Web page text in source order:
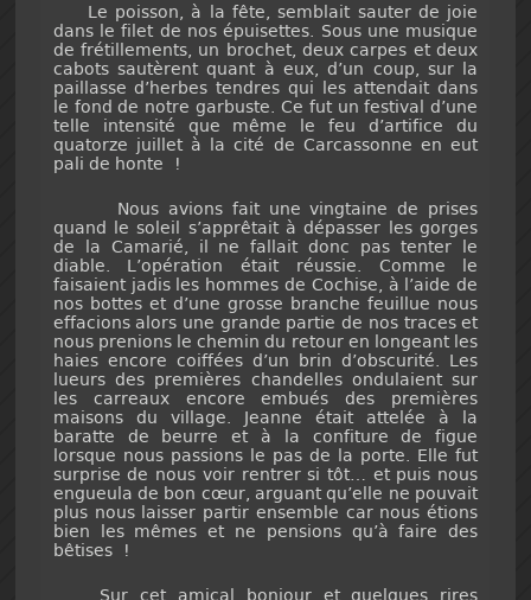
Le poisson, à la fête, semblait sauter de joie
dans le filet de nos épuisettes. Sous une musique
de frétillements, un brochet, deux carpes et deux
cabots sautèrent quant à eux, d’un coup, sur la
paillasse d’herbes tendres qui les attendait dans
le fond de notre garbuste. Ce fut un festival d’une
telle intensité que même le feu d’artifice du
quatorze juillet à la cité de Carcassonne en eut
pali de honte !
Nous avions fait une vingtaine de prises
quand le soleil s’apprêtait à dépasser les gorges
de la Camarié, il ne fallait donc pas tenter le
diable. L’opération était réussie. Comme le
faisaient jadis les hommes de Cochise, à l’aide de
nos bottes et d’une grosse branche feuillue nous
effacions alors une grande partie de nos traces et
nous prenions le chemin du retour en longeant les
haies encore coiffées d’un brin d’obscurité. Les
lueurs des premières chandelles ondulaient sur
les carreaux encore embués des premières
maisons du village. Jeanne était attelée à la
baratte de beurre et à la confiture de figue
lorsque nous passions le pas de la porte. Elle fut
surprise de nous voir rentrer si tôt… et puis nous
engueula de bon cœur, arguant qu’elle ne pouvait
plus nous laisser partir ensemble car nous étions
bien les mêmes et ne pensions qu’à faire des
bêtises !
Sur cet amical bonjour et quelques rires